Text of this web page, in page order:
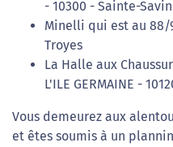
- 10300 - Sainte-
Minelli qui est au 88/
Troyes
La Halle aux
L'ILE GERMAINE -
Vous demeurez aux
et êtes soumis à un